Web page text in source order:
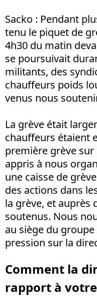
Sacko : Pendant
tenu le piquet de
4h30 du matin
se poursuivait
militants, des
chauffeurs poids
venus nous
La grève était
chauffeurs étaient
première grève
appris à nous
une caisse de
des actions dans
la grève, et auprès
soutenus. Nous
au siège du
pression sur la
Comment la
rapport à